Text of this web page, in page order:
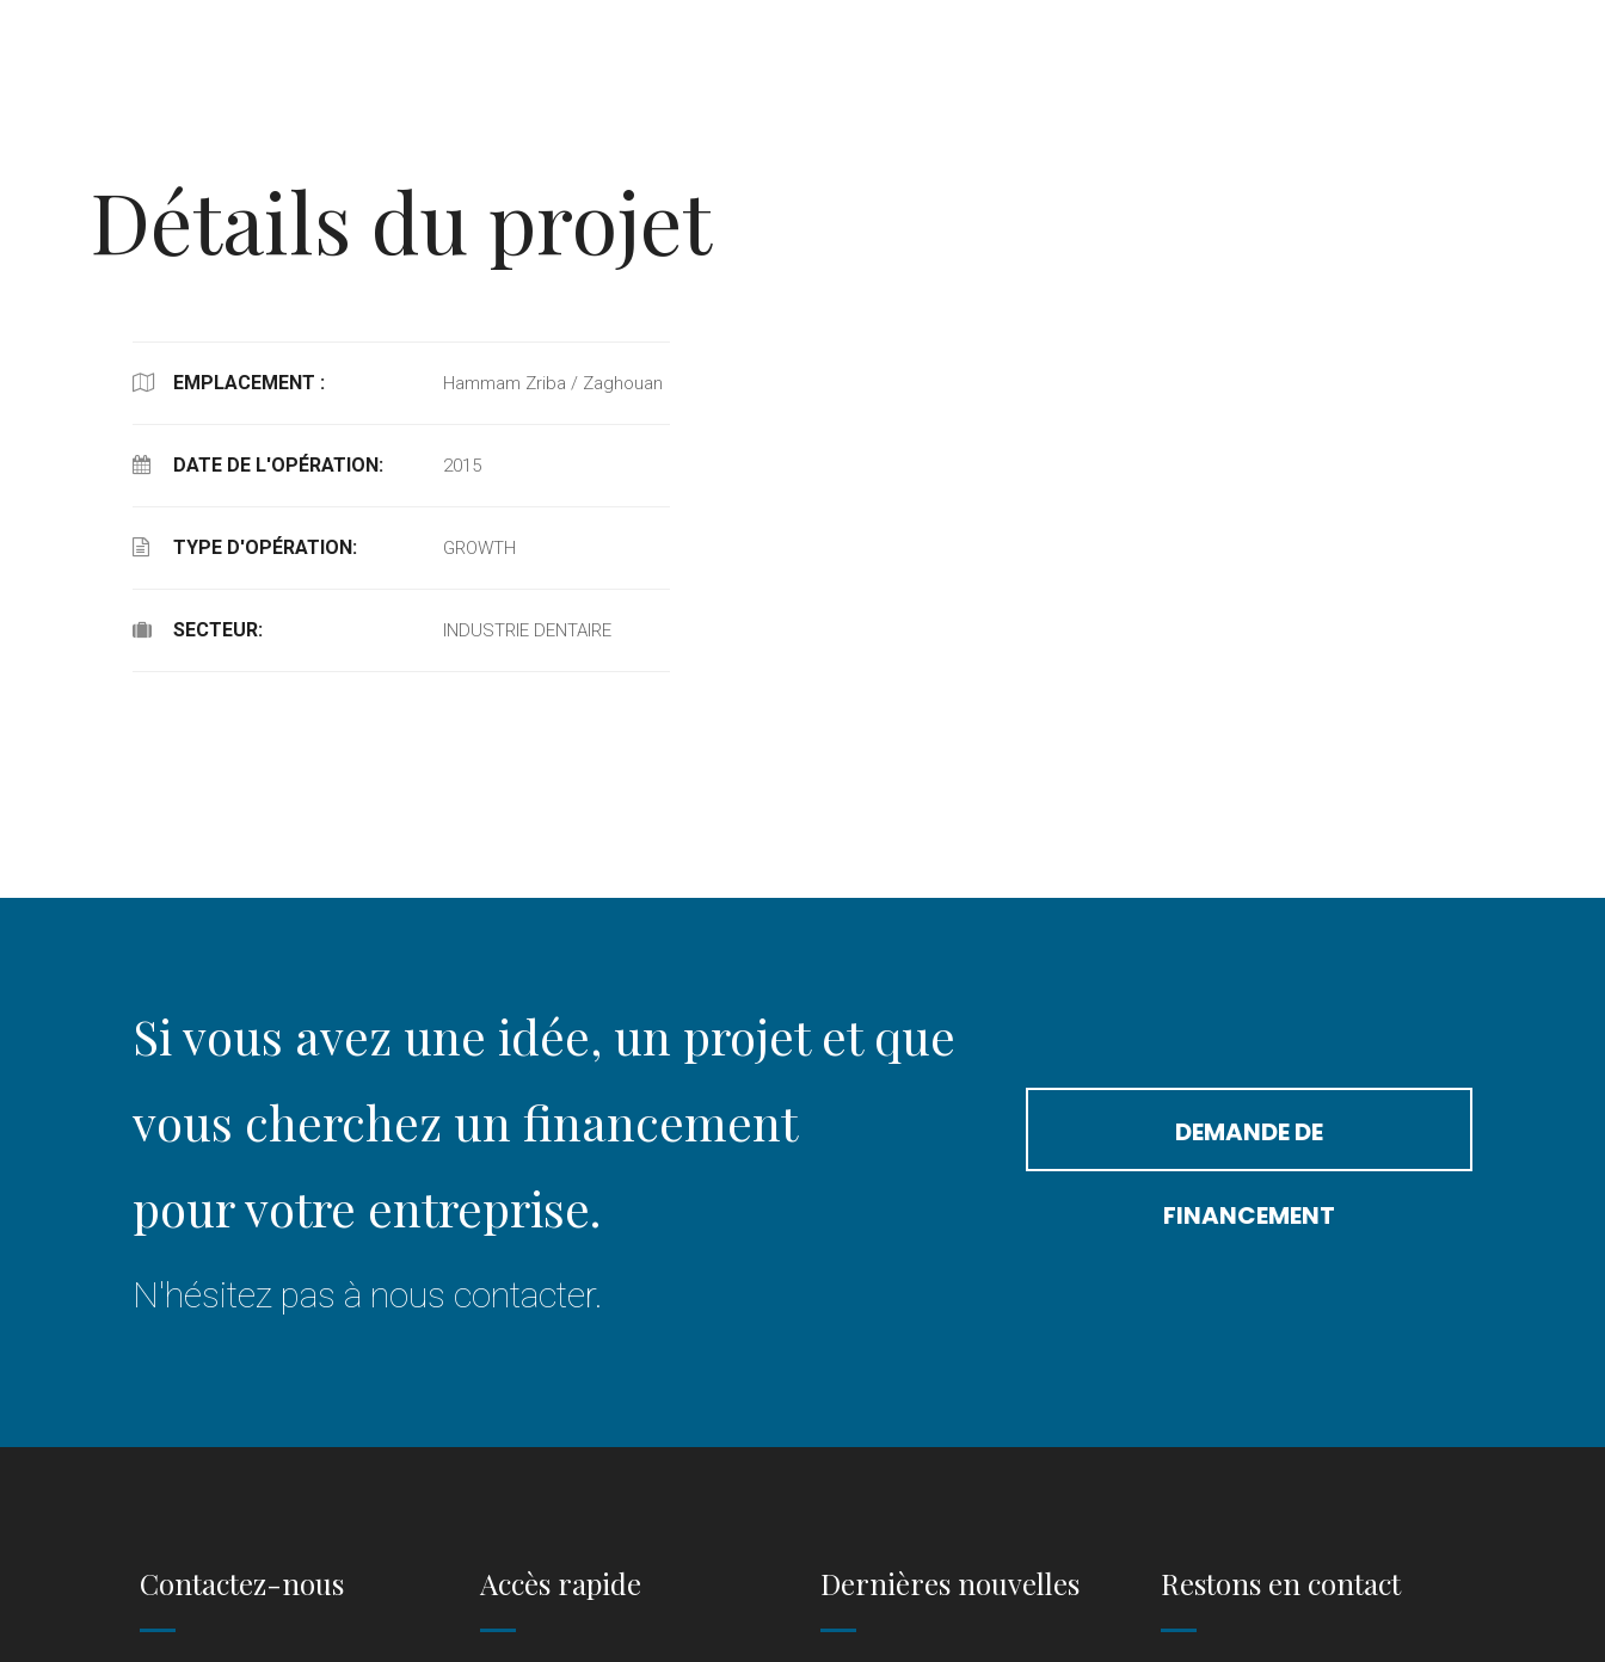
Détails du projet
EMPLACEMENT : Hammam Zriba / Zaghouan
DATE DE L'OPÉRATION: 2015
TYPE D'OPÉRATION: GROWTH
SECTEUR: INDUSTRIE DENTAIRE
Si vous avez une idée, un projet et que
vous cherchez un financement
pour votre entreprise.
N'hésitez pas à nous contacter.
DEMANDE DE
FINANCEMENT
Contactez-nous Accès rapide Dernières nouvelles Restons en contact